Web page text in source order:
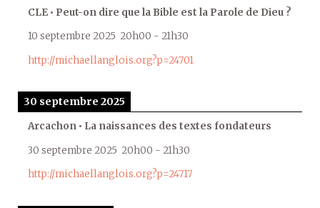
CLE • Peut-on dire que la Bible est la Parole de Dieu ?
10 septembre 2025 20h00 - 21h30
http://michaellanglois.org?p=24701
30 septembre 2025
Arcachon • La naissances des textes fondateurs
30 septembre 2025 20h00 - 21h30
http://michaellanglois.org?p=24717